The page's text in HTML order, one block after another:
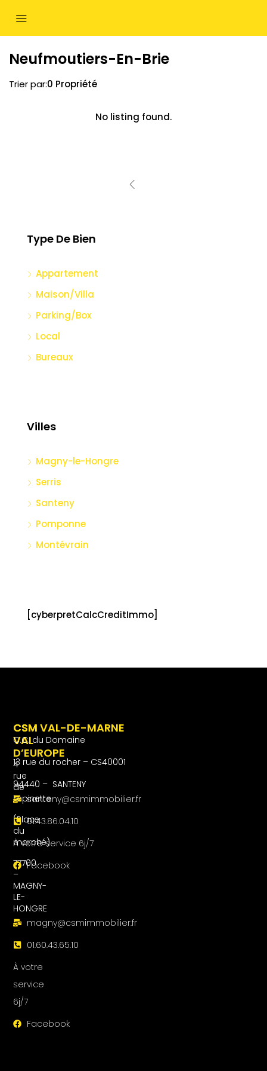
Neufmoutiers-En-Brie
0 Propriété
Trier par:
No listing found.
Type De Bien
Appartement
Maison/Villa
Parking/Box
Local
Bureaux
Villes
Magny-le-Hongre
Serris
Santeny
Pomponne
Montévrain
[cyberpretCalcCreditImmo]
CSM
VAL
D’EUROPE
4
rue
de
l’épinette
(Place
du
marché)
77700
–
MAGNY-
LE-
HONGRE
magny@csmimmobilier.fr
01.60.43.65.10
À votre
service
6j/7
Facebook
CSM VAL-DE-MARNE
C.C. du Domaine
13 rue du rocher – CS40001
94440 – SANTENY
santeny@csmimmobilier.fr
01.43.86.04.10
À votre service 6j/7
Facebook